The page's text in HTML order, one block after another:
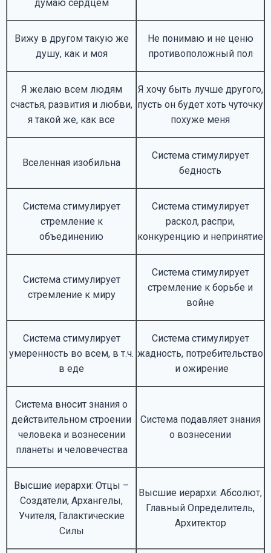
думаю сердцем
Вижу в другом такую же
душу, как и моя
Не понимаю и не ценю
противоположный пол
Я желаю всем людям
счастья, развития и любви,
я такой же, как все
Я хочу быть лучше другого,
пусть он будет хоть чуточку
похуже меня
Вселенная изобильна
Система стимулирует
бедность
Система стимулирует
стремление к
объединению
Система стимулирует
раскол, распри,
конкуренцию и непринятие
Система стимулирует
стремление к миру
Система стимулирует
стремление к борьбе и
войне
Система стимулирует
умеренность во всем, в т.ч.
в еде
Система стимулирует
жадность, потребительство
и ожирение
Система вносит знания о
действительном строении
человека и вознесении
планеты и человечества
Система подавляет знания
о вознесении
Высшие иерархи: Отцы –
Создатели, Архангелы,
Учителя, Галактические
Силы
Высшие иерархи: Абсолют,
Главный Определитель,
Архитектор